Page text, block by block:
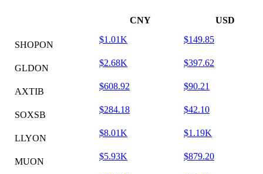
CNY USD
SHOPON
$1.01K $149.85
GLDON
$2.68K $397.62
AXTIB
$608.92 $90.21
SOXSB
$284.18 $42.10
LLYON
$8.01K $1.19K
MUON
$5.93K $879.20